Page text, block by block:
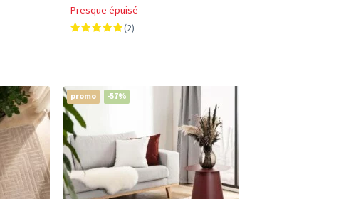
Presque épuisé
(2)
promo -57%